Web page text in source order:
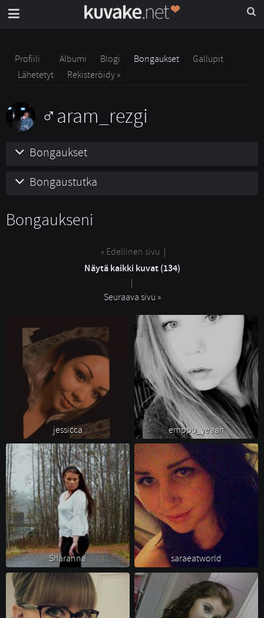
Profiili Albumi Blogi Bongaukset
Gallupit
Lähetetyt
Rekisteröidy »
aram_rezgi
Bongaukset
Bongaustutka
Bongaukseni
« Edellinen sivu
Näytä kaikki kuvat (134)
Seuraava sivu »
jessicca emppu_yeaah
Sharanna saraeatworld